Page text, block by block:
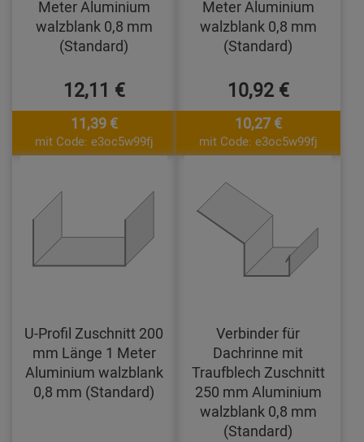
Meter Aluminium
walzblank 0,8 mm
(Standard)
12,11 €
11,39 €
mit Code: e3oc5w99fj
Meter Aluminium
walzblank 0,8 mm
(Standard)
10,92 €
10,27 €
mit Code: e3oc5w99fj
U-Profil Zuschnitt 200
mm Länge 1 Meter
Aluminium walzblank
0,8 mm (Standard)
Verbinder für
Dachrinne mit
Traufblech Zuschnitt
250 mm Aluminium
walzblank 0,8 mm
(Standard)